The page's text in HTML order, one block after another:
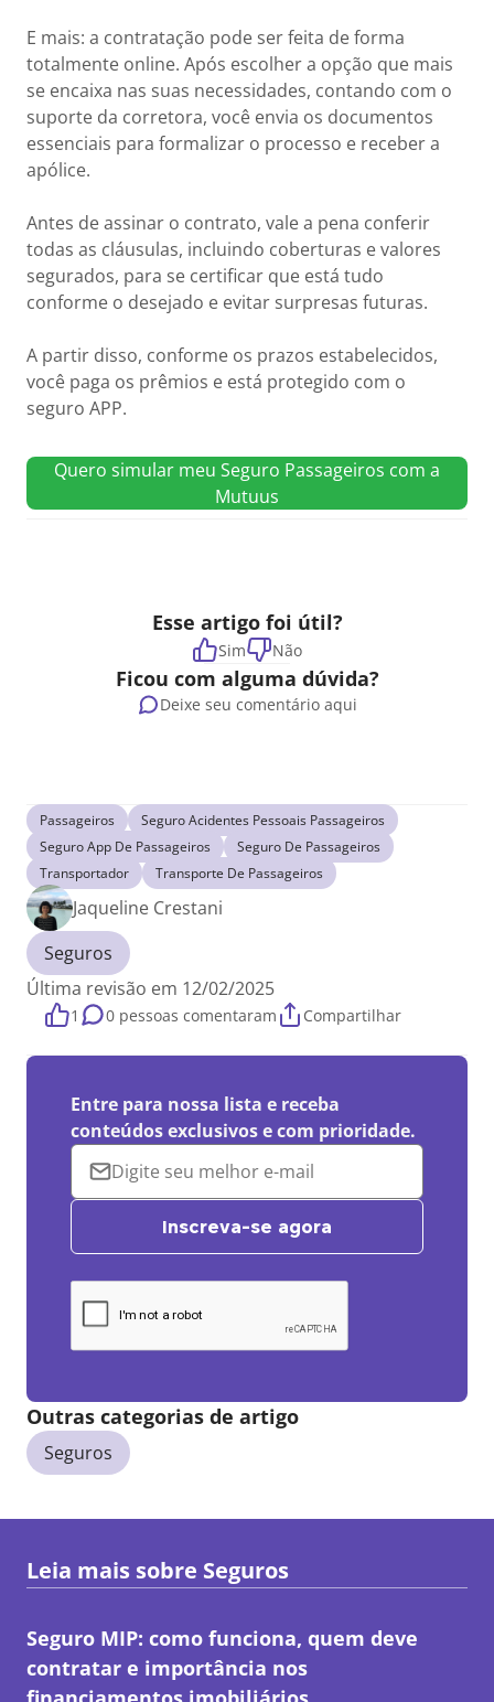
E mais: a contratação pode ser feita de forma
totalmente online. Após escolher a opção que mais
se encaixa nas suas necessidades, contando com o
suporte da corretora, você envia os documentos
essenciais para formalizar o processo e receber a
apólice.
Antes de assinar o contrato, vale a pena conferir
todas as cláusulas, incluindo coberturas e valores
segurados, para se certificar que está tudo
conforme o desejado e evitar surpresas futuras.
A partir disso, conforme os prazos estabelecidos,
você paga os prêmios e está protegido com o
seguro APP.
Quero simular meu Seguro Passageiros com a
Mutuus
Esse artigo foi útil?
Sim Não
Ficou com alguma dúvida?
Deixe seu comentário aqui
Passageiros
Seguro Acidentes Pessoais Passageiros
Seguro App De Passageiros
Seguro De Passageiros
Transportador
Transporte De Passageiros
Jaqueline Crestani
Seguros
Última revisão em 12/02/2025
1 0 pessoas comentaram Compartilhar
Entre para nossa lista e receba
conteúdos exclusivos e com prioridade.
Inscreva-se agora
Outras categorias de artigo
Seguros
Leia mais sobre Seguros
Seguro MIP: como funciona, quem deve
contratar e importância nos